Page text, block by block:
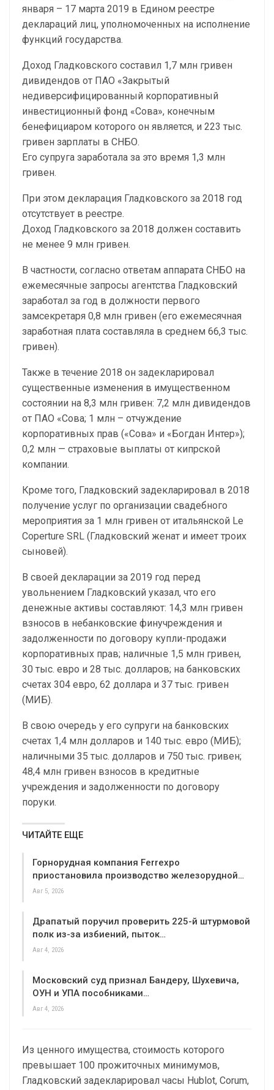
января – 17 марта 2019 в Едином реестре
деклараций лиц, уполномоченных на исполнение
функций государства.
Доход Гладковского составил 1,7 млн гривен
дивидендов от ПАО «Закрытый
недиверсифицированный корпоративный
инвестиционный фонд «Сова», конечным
бенефициаром которого он является, и 223 тыс.
гривен зарплаты в СНБО.
Его супруга заработала за это время 1,3 млн
гривен.
При этом декларация Гладковского за 2018 год
отсутствует в реестре.
Доход Гладковского за 2018 должен составить
не менее 9 млн гривен.
В частности, согласно ответам аппарата СНБО на
ежемесячные запросы агентства Гладковский
заработал за год в должности первого
замсекретаря 0,8 млн гривен (его ежемесячная
заработная плата составляла в среднем 66,3 тыс.
гривен).
Также в течение 2018 он задекларировал
существенные изменения в имущественном
состоянии на 8,3 млн гривен: 7,2 млн дивидендов
от ПАО «Сова; 1 млн – отчуждение
корпоративных прав («Сова» и «Богдан Интер»);
0,2 млн — страховые выплаты от кипрской
компании.
Кроме того, Гладковский задекларировал в 2018
получение услуг по организации свадебного
мероприятия за 1 млн гривен от итальянской Le
Coperture SRL (Гладковский женат и имеет троих
сыновей).
В своей декларации за 2019 год перед
увольнением Гладковский указал, что его
денежные активы составляют: 14,3 млн гривен
взносов в небанковские финучреждения и
задолженности по договору купли-продажи
корпоративных прав; наличные 1,5 млн гривен,
30 тыс. евро и 28 тыс. долларов; на банковских
счетах 304 евро, 62 доллара и 37 тыс. гривен
(МИБ).
В свою очередь у его супруги на банковских
счетах 1,4 млн долларов и 140 тыс. евро (МИБ);
наличными 35 тыс. долларов и 750 тыс. гривен;
48,4 млн гривен взносов в кредитные
учреждения и задолженности по договору
поруки.
ЧИТАЙТЕ ЕЩЕ
Горнорудная компания Ferrexpo
приостановила производство железорудной…
Авг 5, 2026
Драпатый поручил проверить 225-й штурмовой
полк из-за избиений, пыток…
Авг 4, 2026
Московский суд признал Бандеру, Шухевича,
ОУН и УПА пособниками…
Авг 4, 2026
Из ценного имущества, стоимость которого
превышает 100 прожиточных минимумов,
Гладковский задекларировал часы Hublot, Corum,